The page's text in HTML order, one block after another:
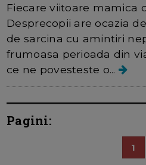
Fiecare viitoare mamica
Desprecopii are ocazia
de sarcina cu amintiri
frumoasa perioada din
ce ne povesteste o...
Pagini:
1